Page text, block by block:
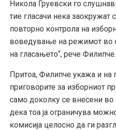
Никола Груевски го
тие гласачи нека заокружат
повторно контрола на
воведување на режимот во
на гласањето“, рече Филипче.
Притоа, Филипче укажа и на
приговорите за изборниот
само доколку се внесени во
дека тоа ја ограничува
комисија целосно да ги